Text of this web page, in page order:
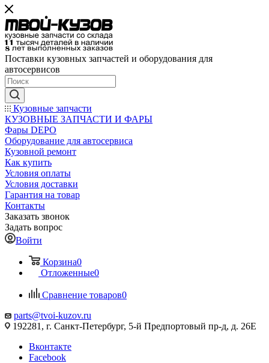
Поставки кузовных запчастей и оборудования для
автосервисов
Кузовные запчасти
КУЗОВНЫЕ ЗАПЧАСТИ И ФАРЫ
Фары DEPO
Оборудование для автосервиса
Кузовной ремонт
Как купить
Условия оплаты
Условия доставки
Гарантия на товар
Контакты
Заказать звонок
Задать вопрос
Войти
Корзина0
Отложенные0
Сравнение товаров0
parts@tvoi-kuzov.ru
192281, г. Санкт-Петербург, 5-й Предпортовый пр-д, д. 26Е
Вконтакте
Facebook